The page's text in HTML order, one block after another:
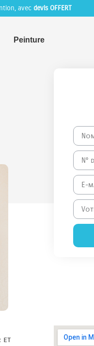
avec devis OFFERT
Peinture
et